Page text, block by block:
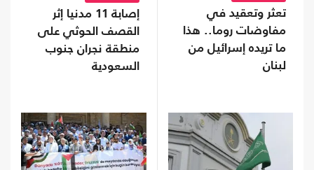
تعثر وتعقيد في
مفاوضات روما.. هذا
ما تريده إسرائيل من
لبنان
إصابة 11 مدنيا إثر
القصف الحوثي على
منطقة نجران جنوب
السعودية